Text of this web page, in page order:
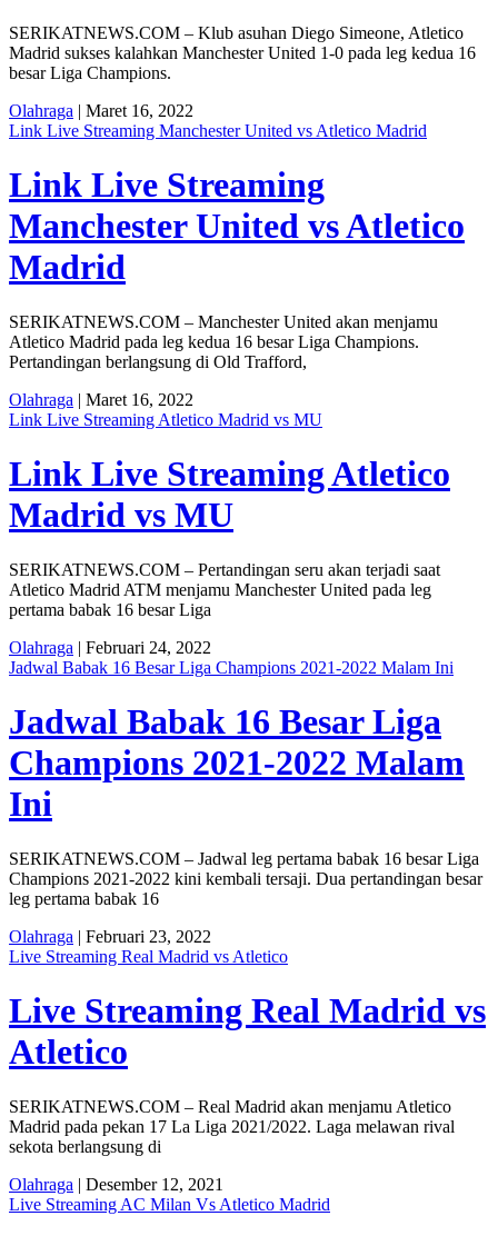
SERIKATNEWS.COM – Klub asuhan Diego Simeone, Atletico
Madrid sukses kalahkan Manchester United 1-0 pada leg kedua 16
besar Liga Champions.
Olahraga | Maret 16, 2022
Link Live Streaming Manchester United vs Atletico Madrid
Link Live Streaming
Manchester United vs Atletico
Madrid
SERIKATNEWS.COM – Manchester United akan menjamu
Atletico Madrid pada leg kedua 16 besar Liga Champions.
Pertandingan berlangsung di Old Trafford,
Olahraga | Maret 16, 2022
Link Live Streaming Atletico Madrid vs MU
Link Live Streaming Atletico
Madrid vs MU
SERIKATNEWS.COM – Pertandingan seru akan terjadi saat
Atletico Madrid ATM menjamu Manchester United pada leg
pertama babak 16 besar Liga
Olahraga | Februari 24, 2022
Jadwal Babak 16 Besar Liga Champions 2021-2022 Malam Ini
Jadwal Babak 16 Besar Liga
Champions 2021-2022 Malam
Ini
SERIKATNEWS.COM – Jadwal leg pertama babak 16 besar Liga
Champions 2021-2022 kini kembali tersaji. Dua pertandingan besar
leg pertama babak 16
Olahraga | Februari 23, 2022
Live Streaming Real Madrid vs Atletico
Live Streaming Real Madrid vs
Atletico
SERIKATNEWS.COM – Real Madrid akan menjamu Atletico
Madrid pada pekan 17 La Liga 2021/2022. Laga melawan rival
sekota berlangsung di
Olahraga | Desember 12, 2021
Live Streaming AC Milan Vs Atletico Madrid